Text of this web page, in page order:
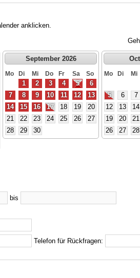
anklicken.
September 2026
Mo Di Mi Do Fr Sa So
1 2 3 4 5
6
7
8 9 10 11 12
13
14
15 16 17 18 19
20
21
22 23 24 25 26
27
28
29 30
Mo Di Mi
5
6 7
12
13 14
19
20 21
26
27 28
bis
Telefon für Rückfragen: